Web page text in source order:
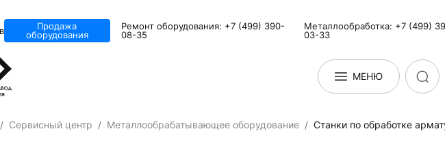
Продажа
оборудования
Ремонт оборудования: +7 (499) 390-
08-35
Металлообработка: +7 (499)
03-33
МЕНЮ
Сервисный центр Металлообрабатывающее оборудование Станки по обработке